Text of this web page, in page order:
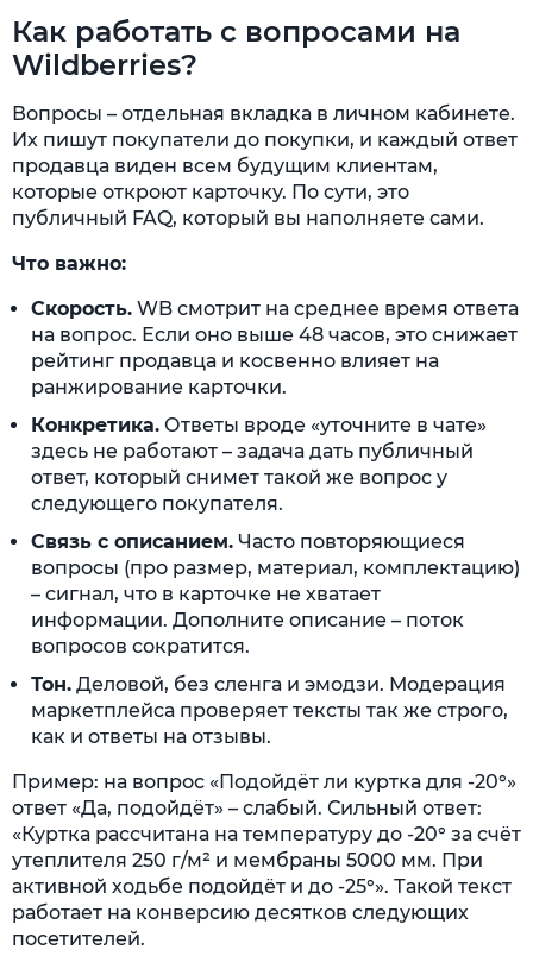
Как работать с вопросами на
Wildberries?
Вопросы – отдельная вкладка в личном кабинете.
Их пишут покупатели до покупки, и каждый ответ
продавца виден всем будущим клиентам,
которые откроют карточку. По сути, это
публичный FAQ, который вы наполняете сами.
Что важно:
Скорость. WB смотрит на среднее время ответа
на вопрос. Если оно выше 48 часов, это снижает
рейтинг продавца и косвенно влияет на
ранжирование карточки.
Конкретика. Ответы вроде «уточните в чате»
здесь не работают – задача дать публичный
ответ, который снимет такой же вопрос у
следующего покупателя.
Связь с описанием. Часто повторяющиеся
вопросы (про размер, материал, комплектацию)
– сигнал, что в карточке не хватает
информации. Дополните описание – поток
вопросов сократится.
Тон. Деловой, без сленга и эмодзи. Модерация
маркетплейса проверяет тексты так же строго,
как и ответы на отзывы.
Пример: на вопрос «Подойдёт ли куртка для -20°»
ответ «Да, подойдёт» – слабый. Сильный ответ:
«Куртка рассчитана на температуру до -20° за счёт
утеплителя 250 г/м² и мембраны 5000 мм. При
активной ходьбе подойдёт и до -25°». Такой текст
работает на конверсию десятков следующих
посетителей.